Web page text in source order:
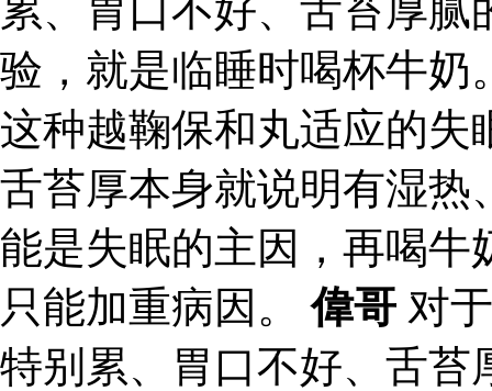
累、胃口不好、舌苔厚
验，就是临睡时喝杯牛奶
这种越鞠保和丸适应的失
舌苔厚本身就说明有湿热
能是失眠的主因，再喝牛
只能加重病因。偉哥 对
特别累、胃口不好、舌苔